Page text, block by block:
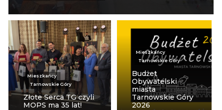
Mieszkańcy
Tarnowskie Góry
Złote Serca TG czyli
MOPS ma 35 lat!
Mieszkańcy
Tarnowskie Góry
Budżet
Obywatelski
miasta
Tarnowskie Góry
2026